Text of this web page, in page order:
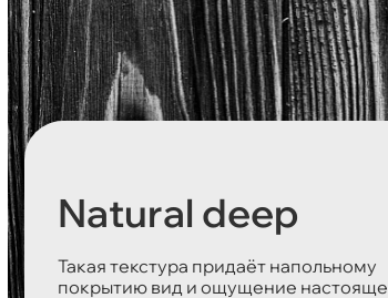
Natural deep
Такая текстура придаёт напольному
покрытию вид и ощущение